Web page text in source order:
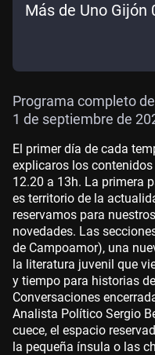
Más de Uno
Programa completo
1 de septiembre de
El primer día de cada
explicaros los
12.20 a 13h. La primera
es territorio de la
reservamos para
novedades. Las
de Campoamor), una
la literatura juvenil que
y tiempo para historias
Conversaciones
Analista Político Sergio
cuece, el espacio
la pequeña ínsula o las